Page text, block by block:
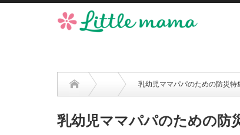
乳幼児ママパパのための防災
乳幼児ママパパのための防